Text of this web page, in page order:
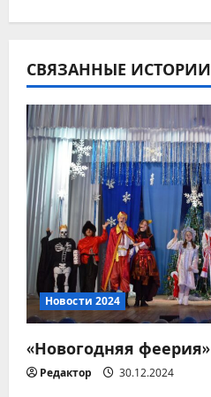
ц
и
я
п
о
з
а
п
и
СВЯЗАННЫЕ ИСТОРИИ
Новости 2024
«Новогодняя феерия»
Редактор 30.12.2024